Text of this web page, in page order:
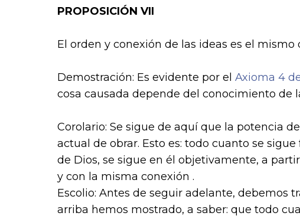
PROPOSICIÓN VII
El orden y conexión de las ideas es el
Demostración: Es evidente por el Axioma 4
cosa causada depende del conocimiento de
Corolario: Se sigue de aquí que la potencia
actual de obrar. Esto es: todo cuanto se
de Dios, se sigue en él objetivamente, a
y con la misma conexión .
Escolio: Antes de seguir adelante, debemos
arriba hemos mostrado, a saber: que todo